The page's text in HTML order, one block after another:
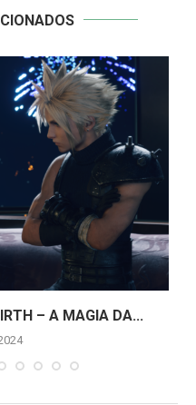
– A MAGIA DA...